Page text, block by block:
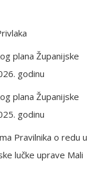
plana Županijske
godinu
plana Županijske
godinu
Pravilnika o redu u
lučke uprave Mali